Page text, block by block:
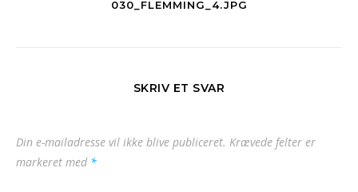
030_FLEMMING_4.JPG
SKRIV ET SVAR
Din e-mailadresse vil ikke blive publiceret. Krævede felter er
markeret med *